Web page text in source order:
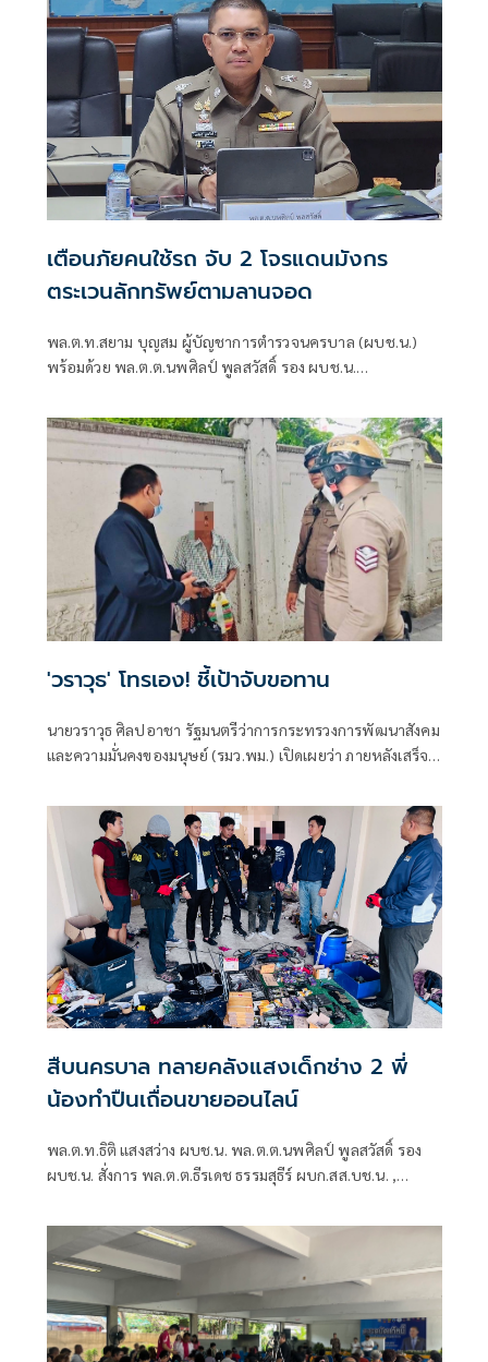
เตือนภัยคนใช้รถ จับ 2 โจรแดนมังกร
ตระเวนลักทรัพย์ตามลานจอด
พล.ต.ท.สยาม บุญสม ผู้บัญชาการตำรวจนครบาล (ผบช.น.)
พร้อมด้วย พล.ต.ต.นพศิลป์ พูลสวัสดิ์ รอง ผบช.น.
'วราวุธ' โทรเอง! ชี้เป้าจับขอทาน
นายวราวุธ ศิลปอาชา รัฐมนตรีว่าการกระทรวงการพัฒนาสังคม
และความมั่นคงของมนุษย์ (รมว.พม.) เปิดเผยว่า ภายหลังเสร็จ
สืบนครบาล ทลายคลังแสงเด็กช่าง 2 พี่
น้องทำปืนเถื่อนขายออนไลน์
พล.ต.ท.ธิติ แสงสว่าง ผบช.น. พล.ต.ต.นพศิลป์ พูลสวัสดิ์ รอง
ผบช.น. สั่งการ พล.ต.ต.ธีรเดช ธรรมสุธีร์ ผบก.สส.บช.น. ,
ศิษฏ์ ศรีบุณยมานนทน์ ผกก.สส.3 บก.สส.บช.น.